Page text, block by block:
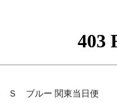
Ｓ ブルー 関東当日便